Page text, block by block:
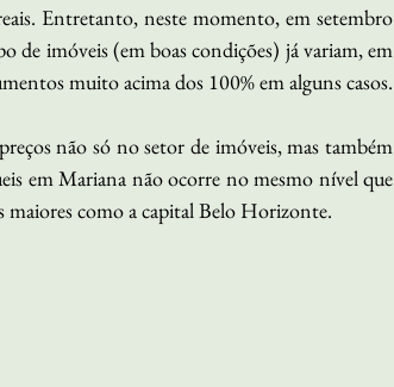
Entretanto, neste momento, em setembro
de imóveis (em boas condições) já variam, em
muito acima dos 100% em alguns casos.
não só no setor de imóveis, mas também
em Mariana não ocorre no mesmo nível que
maiores como a capital Belo Horizonte.